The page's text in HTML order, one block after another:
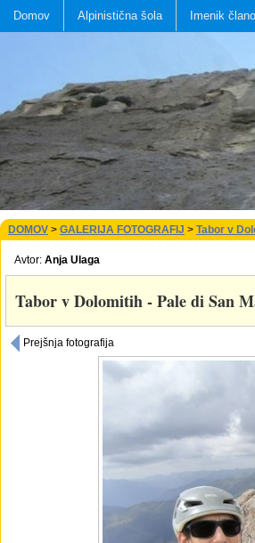
Domov Alpinistična šola Imenik
DOMOV > GALERIJA FOTOGRAFIJ > Tabor v
Avtor: Anja Ulaga
Tabor v Dolomitih - Pale di San
Prejšnja fotografija